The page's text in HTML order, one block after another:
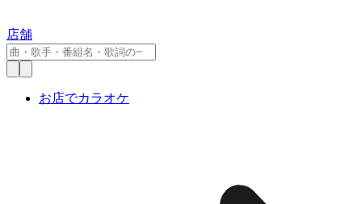
店舗
お店でカラオケ